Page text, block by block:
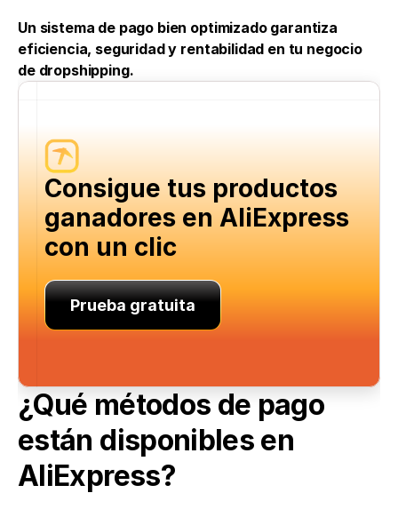
Un sistema de pago bien optimizado garantiza
eficiencia, seguridad y rentabilidad en tu negocio
de dropshipping.
Consigue tus productos
ganadores en AliExpress
con un clic
Prueba gratuita
¿Qué métodos de pago
están disponibles en
AliExpress?